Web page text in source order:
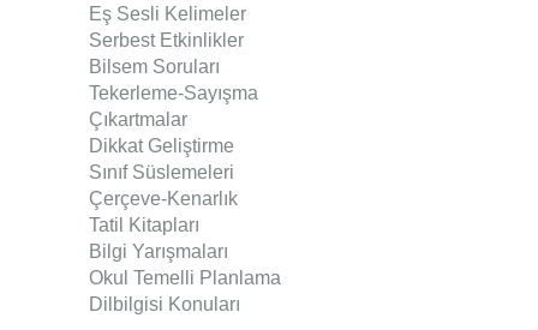
Eş Sesli Kelimeler
Serbest Etkinlikler
Bilsem Soruları
Tekerleme-Sayışma
Çıkartmalar
Dikkat Geliştirme
Sınıf Süslemeleri
Çerçeve-Kenarlık
Tatil Kitapları
Bilgi Yarışmaları
Okul Temelli Planlama
Dilbilgisi Konuları